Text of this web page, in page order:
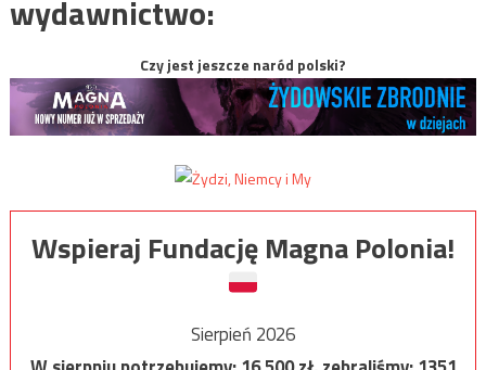
wydawnictwo:
Czy jest jeszcze naród polski?
Wspieraj Fundację Magna Polonia!
Sierpień 2026